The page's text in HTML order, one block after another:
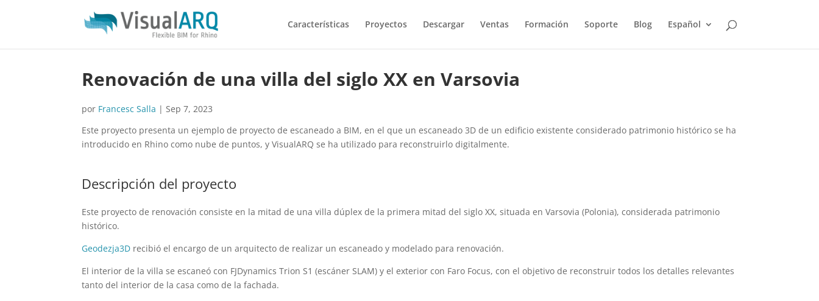
Características Proyectos Descargar Ventas Formación Soporte Blog Español
Renovación de una villa del siglo XX en Varsovia
por Francesc Salla |Sep 7, 2023
Este proyecto presenta un ejemplo de proyecto de escaneado a BIM, en el que un escaneado 3D de un edificio existente considerado patrimonio histórico se ha
introducido en Rhino como nube de puntos, y VisualARQ se ha utilizado para reconstruirlo digitalmente.
Descripción del proyecto
Este proyecto de renovación consiste en la mitad de una villa dúplex de la primera mitad del siglo XX, situada en Varsovia (Polonia), considerada patrimonio
histórico.
Geodezja3D recibió el encargo de un arquitecto de realizar un escaneado y modelado para renovación.
El interior de la villa se escaneó con FJDynamics Trion S1 (escáner SLAM) y el exterior con Faro Focus, con el objetivo de reconstruir todos los detalles relevantes
tanto del interior de la casa como de la fachada.